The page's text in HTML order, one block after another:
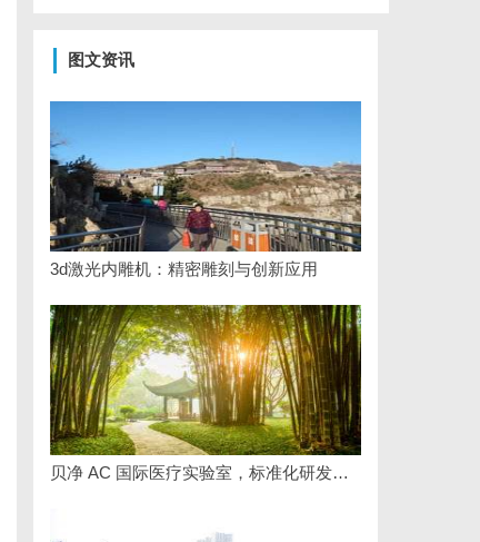
图文资讯
3d激光内雕机：精密雕刻与创新应用
贝净 AC 国际医疗实验室，标准化研发体系全解析